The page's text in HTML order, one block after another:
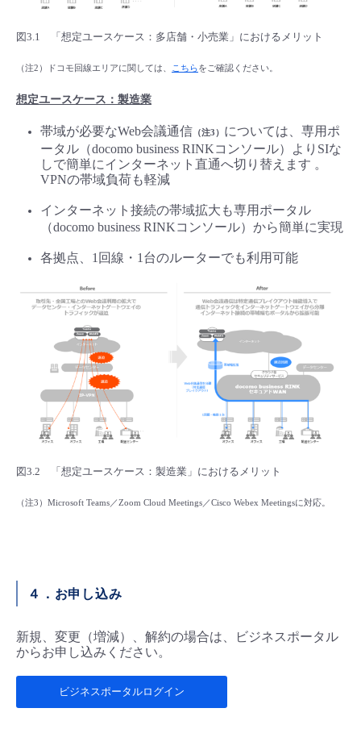
図3.1 「想定ユースケース：多店舗・小売業」におけるメリット
（注2）ドコモ回線エリアに関しては、 こちらをご確認ください。
想定ユースケース：製造業
帯域が必要なWeb会議通信 （注3） については、専用ポ
ータル（docomo business RINKコンソール）よりSIな
しで簡単にインターネット直通へ切り替えます 。
VPNの帯域負荷も軽減
インターネット接続の帯域拡大も専用ポータル
（docomo business RINKコンソール）から簡単に実現
各拠点、1回線・1台のルーターでも利用可能
図3.2 「想定ユースケース：製造業」におけるメリット
（注3）Microsoft Teams／Zoom Cloud Meetings／Cisco Webex Meetingsに対応。
４．お申し込み
新規、変更（増減）、解約の場合は、ビジネスポータル
からお申し込みください。
ビジネスポータルログイン